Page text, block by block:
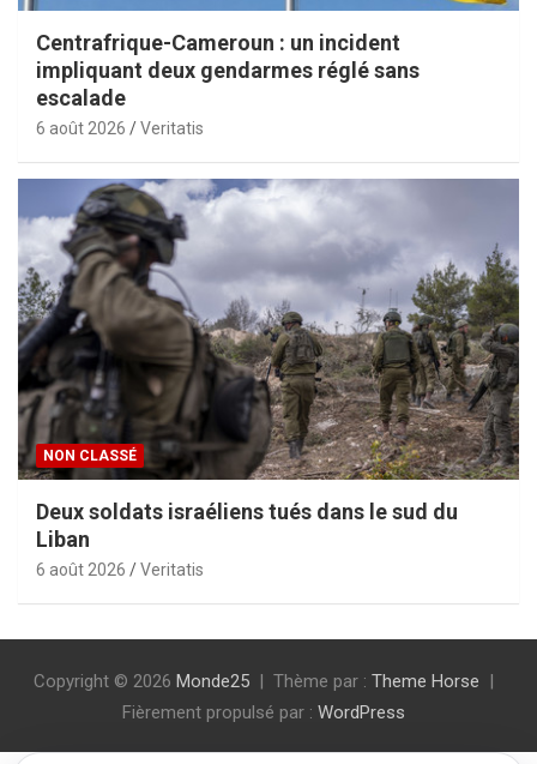
Centrafrique-Cameroun : un incident
impliquant deux gendarmes réglé sans
escalade
6 août 2026 Veritatis
NON CLASSÉ
Deux soldats israéliens tués dans le sud du
Liban
6 août 2026 Veritatis
Copyright © 2026 Monde25 Thème par : Theme Horse
Fièrement propulsé par : WordPress